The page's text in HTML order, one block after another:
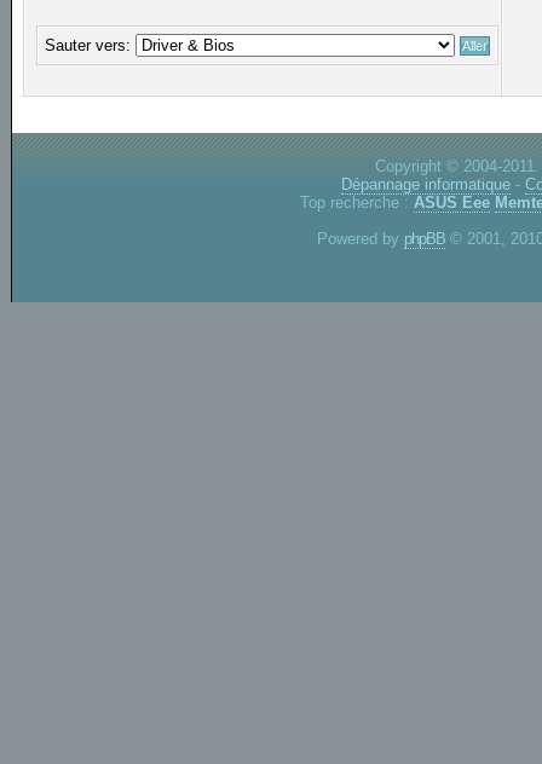
Sauter vers:
Copyright © 2004-
Dépannage informatique -
Top recherche : ASUS Eee
Powered by phpBB © 2001,